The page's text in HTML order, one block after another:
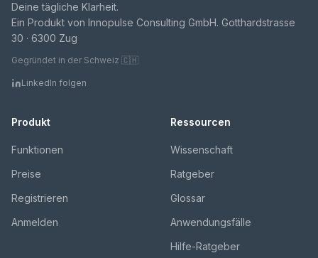
Deine tägliche Klarheit.
Ein Produkt von Innopulse Consulting GmbH. Gotthardstrasse
30 · 6300 Zug
Gegründet in der Schweiz 🇨🇭
LinkedIn folgen
Produkt
Funktionen
Preise
Registrieren
Anmelden
Ressourcen
Wissenschaft
Ratgeber
Glossar
Anwendungsfälle
Hilfe-Ratgeber